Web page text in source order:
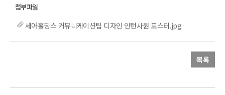
세아홀딩스 커뮤니케이션팀 디자인 인턴사원 포스터.jpg
목록